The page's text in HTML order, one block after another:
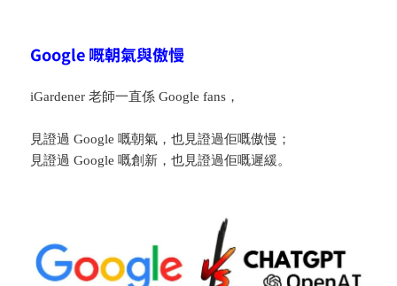
Google 嘅朝氣與傲慢
iGardener 老師一直係 Google fans，
見證過 Google 嘅朝氣，也見證過佢嘅傲慢；
見證過 Google 嘅創新，也見證過佢嘅遲緩。